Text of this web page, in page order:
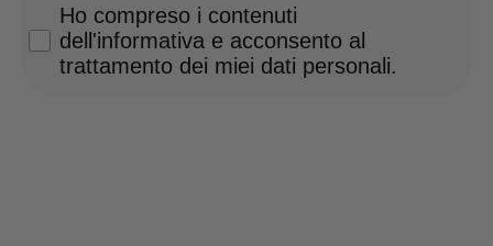
Privacy Policy
Ho compreso i contenuti
dell'informativa e acconsento al
trattamento dei miei dati personali.